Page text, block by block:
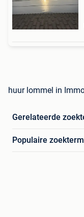
huur lommel in
Gerelateerde
Populaire